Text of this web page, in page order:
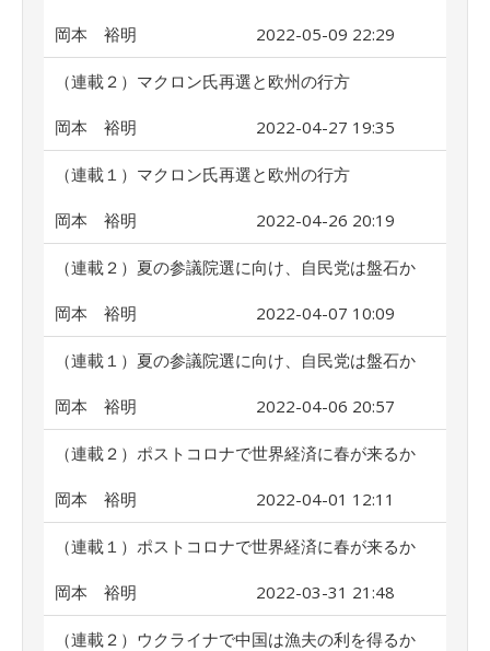
岡本 裕明 2022-05-09 22:29
（連載２）マクロン氏再選と欧州の行方
岡本 裕明 2022-04-27 19:35
（連載１）マクロン氏再選と欧州の行方
岡本 裕明 2022-04-26 20:19
（連載２）夏の参議院選に向け、自民党は盤石か
岡本 裕明 2022-04-07 10:09
（連載１）夏の参議院選に向け、自民党は盤石か
岡本 裕明 2022-04-06 20:57
（連載２）ポストコロナで世界経済に春が来るか
岡本 裕明 2022-04-01 12:11
（連載１）ポストコロナで世界経済に春が来るか
岡本 裕明 2022-03-31 21:48
（連載２）ウクライナで中国は漁夫の利を得るか